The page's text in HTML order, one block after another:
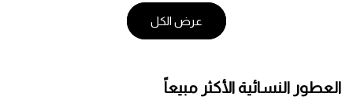
عرض الكل
العطور النسائية الأكثر مبيعاً